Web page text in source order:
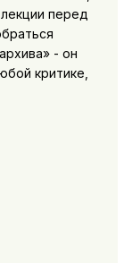
перед
- он
критике,